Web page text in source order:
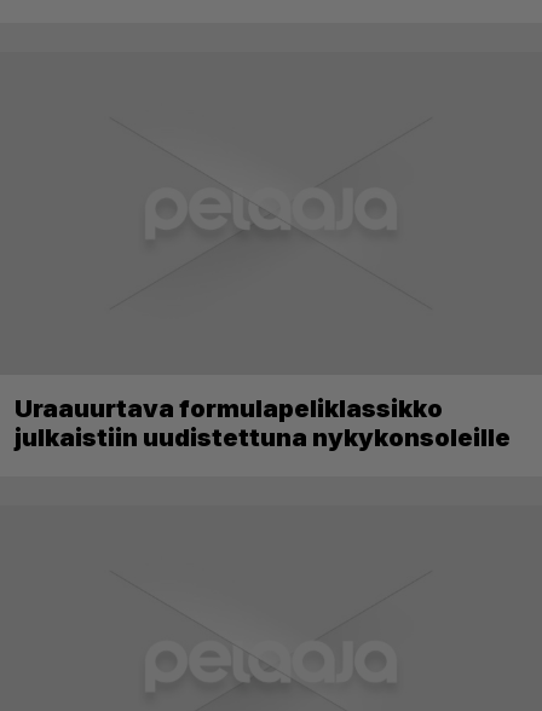
Uraauurtava formulapeliklassikko
julkaistiin uudistettuna nykykonsoleille